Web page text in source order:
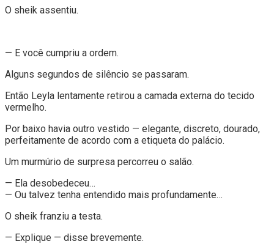
O sheik assentiu.
— E você cumpriu a ordem.
Alguns segundos de silêncio se passaram.
Então Leyla lentamente retirou a camada externa do tecido
vermelho.
Por baixo havia outro vestido — elegante, discreto, dourado,
perfeitamente de acordo com a etiqueta do palácio.
Um murmúrio de surpresa percorreu o salão.
— Ela desobedeceu…
— Ou talvez tenha entendido mais profundamente…
O sheik franziu a testa.
— Explique — disse brevemente.